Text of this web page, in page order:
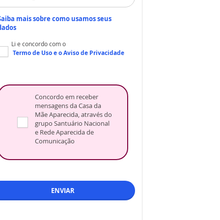
mais sobre como usamos seus
Li e concordo com o
Termo de Usoe oAviso de Privacidade
Concordo em receber
mensagens da Casa da
Mãe Aparecida, através do
grupo Santuário Nacional
e Rede Aparecida de
Comunicação
ENVIAR